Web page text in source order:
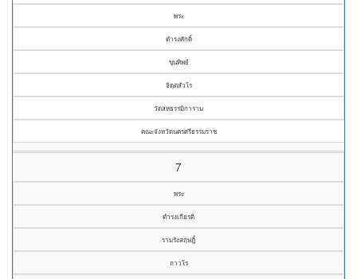
พระ
ดำรงศักดิ์
ขุนทิพย์
จิตฺตสํวโร
วัดสหธรรมิการาม
คณะจังหวัดนครศรีธรรมราช
7
พระ
ดำรงเกียรติ
รามรังสฤษฎิ์
ถาวโร